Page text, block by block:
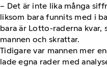
– Det är inte lika många
liksom bara funnits med i
bara är Lotto-raderna kvar,
mannen och skrattar.
Tidigare var mannen mer
lade egna rader med